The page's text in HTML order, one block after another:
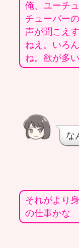
俺、ユーチ
チューバー
声が聞こえ
ねえ。いろ
ね。欲が多
な
それがより
の仕事かな